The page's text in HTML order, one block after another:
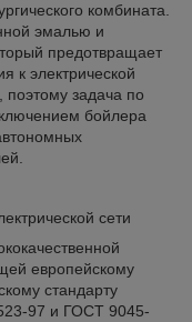
комбината.
эмалью и
предотвращает
к электрической
поэтому задача по
бойлера
сети
европейскому
стандарту
97 и ГОСТ 9045-